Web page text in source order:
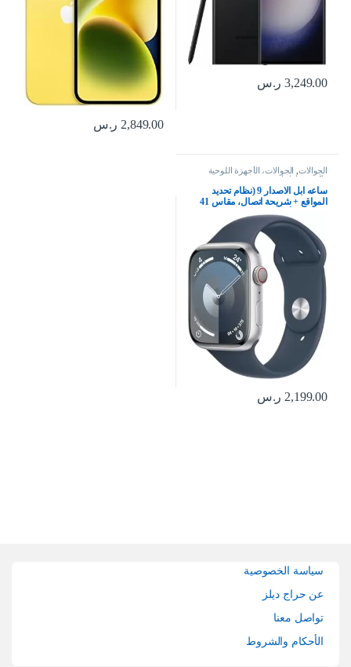
3,249.00 ر.س
2,849.00 ر.س
الجوالات
الجوالات، الأجهزة اللوحية
وإكسسواراتها
ساعه ابل الاصدار 9‏ (نظام تحديد
المواقع + شريحة اتصال، مقاس 41
مم) إطار ألومنيوم فضي مع حزام
رياضي بلون أزرق عاصف – مقاس
M/L
2,199.00 ر.س
سياسة الخصوصية
عن حراج ديلز
تواصل معنا
الأحكام والشروط